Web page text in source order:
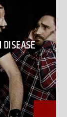
DISEASE